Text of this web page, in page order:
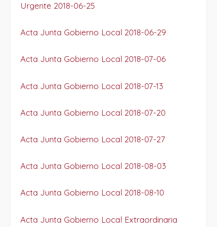
Urgente 2018-06-25
Acta Junta Gobierno Local 2018-06-29
Acta Junta Gobierno Local 2018-07-06
Acta Junta Gobierno Local 2018-07-13
Acta Junta Gobierno Local 2018-07-20
Acta Junta Gobierno Local 2018-07-27
Acta Junta Gobierno Local 2018-08-03
Acta Junta Gobierno Local 2018-08-10
Acta Junta Gobierno Local Extraordinaria